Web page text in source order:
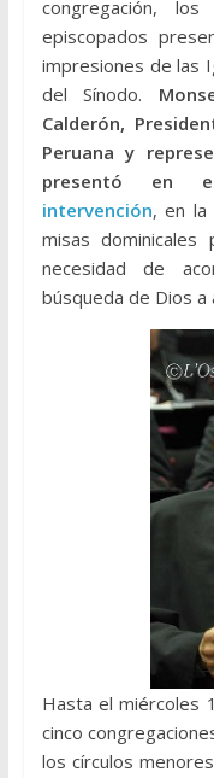
congregación,
episcopados
impresiones de las
del Sínodo.
Calderón,
Peruana y
presentó en
intervención, en la
misas
necesidad de
búsqueda de Dios a
Hasta el miércoles
cinco
los círculos